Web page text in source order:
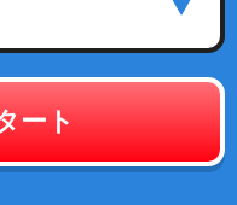
ート